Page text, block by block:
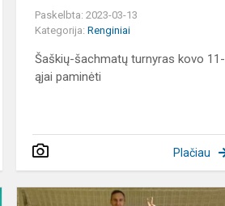
Paskelbta: 2023-03-13
Kategorija:Renginiai
Šaškių-šachmatų turnyras kovo 11-
ąjai paminėti
Plačiau
Kupiškio